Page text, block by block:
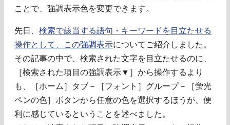
ことで、強調表示色を変更できます。
先日、 検索で該当する語句・キーワードを目立たせる
操作として、この強調表示についてご紹介しました。
その記事の中で、検索された文字を目立たせるのに、
［検索された項目の強調表示▼］から操作するより
も、［ホーム］タブ－［フォント］グループ－［蛍光
ペンの色］ボタンから任意の色を選択するほうが、便
利に感じているということを述べました。